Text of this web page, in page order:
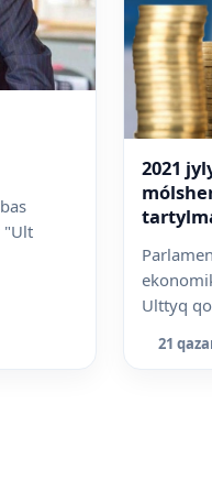
"Ult
2021
Ulttyq
21